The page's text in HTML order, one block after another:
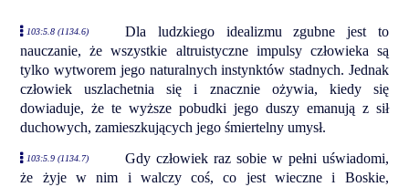
103:5.8 (1134.6)
Dla ludzkiego idealizmu zgubne jest to
nauczanie, że wszystkie altruistyczne impulsy człowieka są
tylko wytworem jego naturalnych instynktów stadnych. Jednak
człowiek uszlachetnia się i znacznie ożywia, kiedy się
dowiaduje, że te wyższe pobudki jego duszy emanują z sił
duchowych, zamieszkujących jego śmiertelny umysł.
103:5.9 (1134.7)
Gdy człowiek raz sobie w pełni uświadomi,
że żyje w nim i walczy coś, co jest wieczne i Boskie,